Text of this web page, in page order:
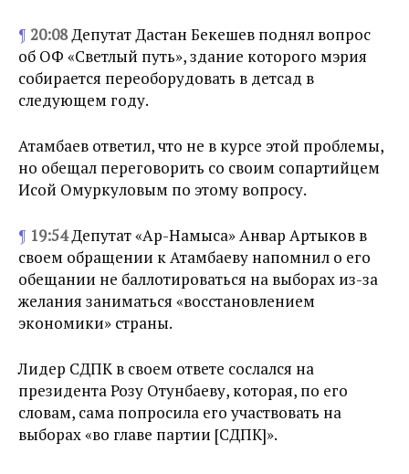
¶ 20:08Депутат Дастан Бекешев поднял вопрос
об ОФ «Светлый путь», здание которого мэрия
собирается переоборудовать в детсад в
следующем году.
Атамбаев ответил, что не в курсе этой проблемы,
но обещал переговорить со своим сопартийцем
Исой Омуркуловым по этому вопросу.
¶ 19:54Депутат «Ар-Намыса» Анвар Артыков в
своем обращении к Атамбаеву напомнил о его
обещании не баллотироваться на выборах из-за
желания заниматься «восстановлением
экономики» страны.
Лидер СДПК в своем ответе сослался на
президента Розу Отунбаеву, которая, по его
словам, сама попросила его участвовать на
выборах «во главе партии [СДПК]».